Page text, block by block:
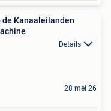
de Kanaaleilanden
Details
28 mei 26